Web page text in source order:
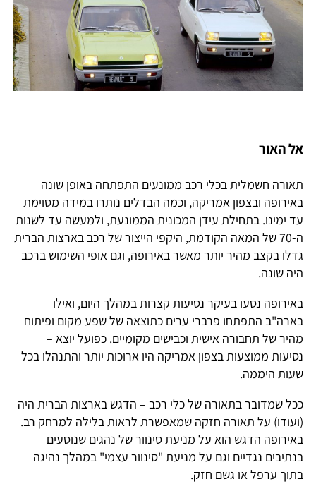
אל האור
תאורה חשמלית בכלי רכב ממונעים התפתחה באופן שונה
באירופה ובצפון אמריקה, וכמה הבדלים נותרו במידה מסוימת
עד ימינו. בתחילת עידן המכונית הממונעת, ולמעשה עד לשנות
ה-70 של המאה הקודמת, היקפי הייצור של רכב בארצות הברית
גדלו בקצב מהיר יותר מאשר באירופה, וגם אופי השימוש ברכב
היה שונה.
באירופה נסעו בעיקר נסיעות קצרות במהלך היום, ואילו
בארה"ב התפתחו פרברי ערים כתוצאה של שפע מקום ופיתוח
מהיר של תחבורה אישית וכבישים מקומיים. כפועל יוצא –
נסיעות ממוצעות בצפון אמריקה היו ארוכות יותר והתנהלו בכל
שעות היממה.
ככל שמדובר בתאורה של כלי רכב – הדגש בארצות הברית היה
(ועודו) על תאורה חזקה שמאפשרת לראות בלילה למרחק רב.
באירופה הדגש הוא על מניעת סינוור של נהגים שנוסעים
בנתיבים נגדיים וגם על מניעת "סינוור עצמי" במהלך נהיגה
בתוך ערפל או גשם חזק.